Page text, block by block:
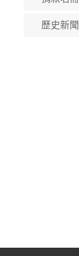
歷史新聞